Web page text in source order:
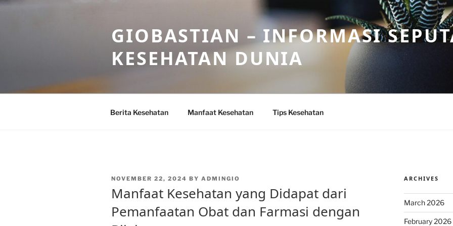
Skip
GIOBASTIAN – INFORMASI
KESEHATAN DUNIA
Berita Kesehatan Manfaat Kesehatan Tips Kesehatan
POSTED
NOVEMBER 22, 2024 BY ADMINGIO
Manfaat Kesehatan yang Didapat dari
Pemanfaatan Obat dan Farmasi dengan
ARCHIVES
March 2026
February 2026